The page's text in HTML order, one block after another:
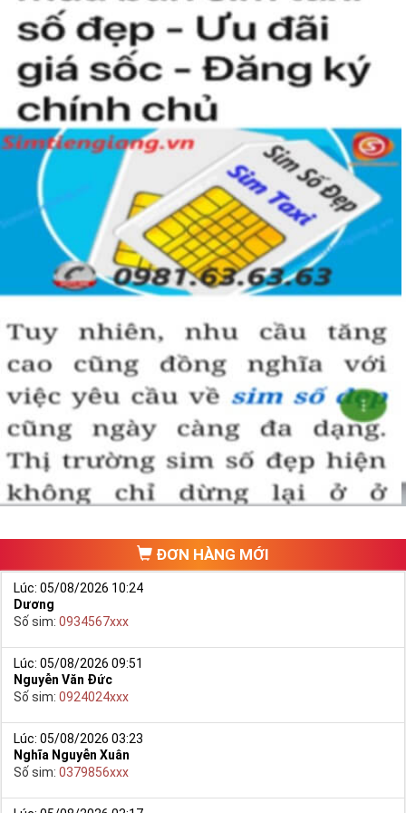
người khác cũng sẽ biết được vị trí của bạn trong xã hội là như thế
nào rồi?
Hướng dẫn mua Sim Tứ Quý 2 tại
Simtiengiang.vn.
Sim Tiền Giang là đơn vị cung cấp
Tứ Quý, sim giá rẻ uy
tín chất lượng.
Chọn mua sim số đẹp thường mất nhiều thời gian ở khoản lựa số,
một số phải vừa đẹp, vừa tốt về phong thủy thì mới là sim hoàn
hảo. Vậy phải làm sao?
- Cách nhanh nhất để chọn mua được Sim Tứ Quý 2 là bạn vào
trang chủ của Sim Tiền Giang, chọn mục “
Sim giảm giá
“ ở ngay đầu
trang chủ. Đây là danh sách sim được đại lý giảm giá vì một số lý
Ngoài ra quý khách chưa ưng ý về Sim Tứ Quý 2 có cũng thể tham
khảo thêm Sim Vinaphone,Sim Gmobile, Sim Tứ Quý Giữa
ĐƠN HÀNG MỚI
Lúc: 05/08/2026 10:24
Dương
Số sim: 0934567xxx
Lúc: 05/08/2026 09:51
Nguyễn Văn Đức
Số sim: 0924024xxx
Lúc: 05/08/2026 03:23
Nghĩa Nguyễn Xuân
Số sim: 0379856xxx